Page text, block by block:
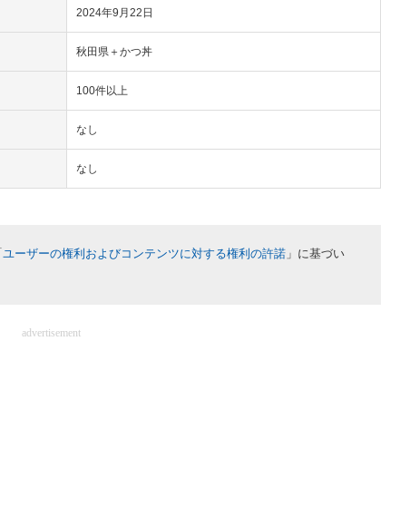
2024年9月22日
秋田県＋かつ丼
100件以上
なし
なし
ユーザーの権利およびコンテンツに対する権利の許諾 」に基づい
advertisement